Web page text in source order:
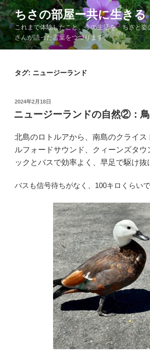
コ
ン
テ
ン
ツ
ちさの部屋ー共に生きる
これまで体験したこと、今の生活を、ちさと姿
さんが語った言葉をつづります。
タグ: ニュージーランド
投
日:
2024年2月18日
ニュージーランドの自然②：
北島のロトルアから、南島のクライス
ルフォードサウンド、クィーンズタウ
ックとバスで効率よく、早足で駆け抜
バスも信号待ちがなく、100キロくらい